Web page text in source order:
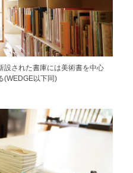
設された書庫には美術書を中心
(WEDGE以下同)